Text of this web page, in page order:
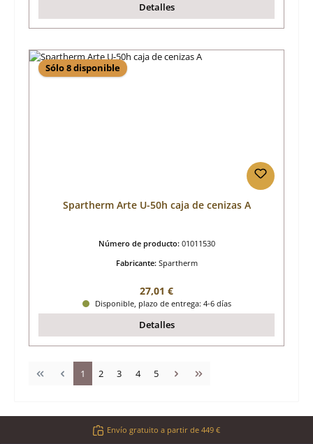
Detalles
Sólo 8 disponible
Spartherm Arte U-50h caja de cenizas A
Número de producto: 01011530
Fabricante: Spartherm
Precio normal:
27,01 €
Disponible, plazo de entrega: 4-6 días
Detalles
Página
1 Página
2 Página
3 Página
4 Página
5
Envío gratuito a partir de 449 €